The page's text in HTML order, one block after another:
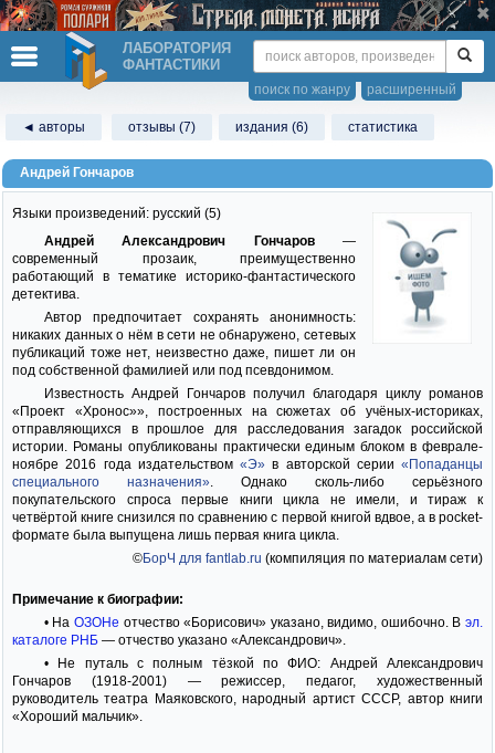
ЛАБОРАТОРИЯ
ФАНТАСТИКИ
расширенный
поиск по жанру
◄ авторы отзывы (7) издания (6) статистика
Андрей Гончаров
Языки произведений: русский (5)
Андрей Александрович Гончаров—
современный прозаик, преимущественно
работающий в тематике историко-фантастического
детектива.
Автор предпочитает сохранять анонимность:
никаких данных о нём в сети не обнаружено, сетевых
публикаций тоже нет, неизвестно даже, пишет ли он
под собственной фамилией или под псевдонимом.
Известность Андрей Гончаров получил благодаря циклу романов
«Проект «Хронос»», построенных на сюжетах об учёных-историках,
отправляющихся в прошлое для расследования загадок российской
истории. Романы опубликованы практически единым блоком в феврале-
ноябре 2016 года издательством «Э» в авторской серии «Попаданцы
специального назначения». Однако сколь-либо серьёзного
покупательского спроса первые книги цикла не имели, и тираж к
четвёртой книге снизился по сравнению с первой книгой вдвое, а в pocket-
формате была выпущена лишь первая книга цикла.
©БорЧ для fantlab.ru (компиляция по материалам сети)
Примечание к биографии:
• На ОЗОНе отчество «Борисович» указано, видимо, ошибочно. В эл.
каталоге РНБ — отчество указано «Александрович».
• Не путаль с полным тёзкой по ФИО: Андрей Александрович
Гончаров (1918-2001) — режиссер, педагог, художественный
руководитель театра Маяковского, народный артист СССР, автор книги
«Хороший мальчик».